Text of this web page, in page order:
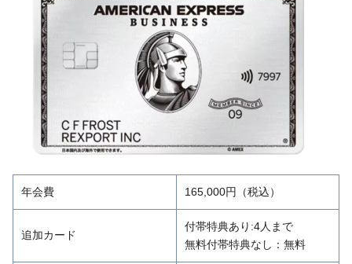
年会費 165,000円（税込）
追加カード
付帯特典あり:4人まで
無料付帯特典なし：無料